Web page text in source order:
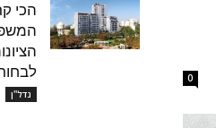
0
הכי
נדל''ן